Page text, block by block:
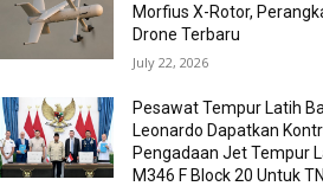
Morfius X-Rotor,
Drone Terbaru
July 22, 2026
Pesawat Tempur Latih
Leonardo Dapatkan
Pengadaan Jet Tempur
M346 F Block 20 Untuk